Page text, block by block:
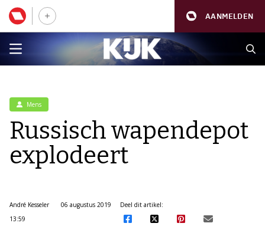
AANMELDEN
Mens
Russisch wapendepot
explodeert
André Kesseler
06 augustus 2019
13:59
Deel dit artikel: